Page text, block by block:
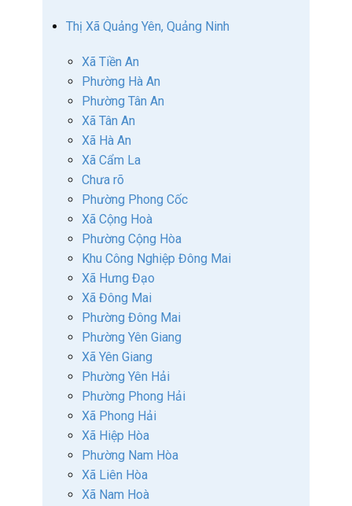
Thị Xã Quảng Yên, Quảng Ninh
Xã Tiền An
Phường Hà An
Phường Tân An
Xã Tân An
Xã Hà An
Xã Cẩm La
Chưa rõ
Phường Phong Cốc
Xã Cộng Hoà
Phường Cộng Hòa
Khu Công Nghiệp Đông Mai
Xã Hưng Đạo
Xã Đông Mai
Phường Đông Mai
Phường Yên Giang
Xã Yên Giang
Phường Yên Hải
Phường Phong Hải
Xã Phong Hải
Xã Hiệp Hòa
Phường Nam Hòa
Xã Liên Hòa
Xã Nam Hoà